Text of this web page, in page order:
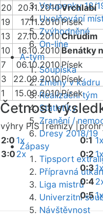
Vstupenky 18/
Uvolňování
Zvýhodněné
On-line
A-tým
Soupiska
Změny v kádru
Realizační tým
Statistiky
Zranění /
Dresy 2018/19
Zápasy
Tipsport
Přípravná
Liga mistrů
Univerzitní
Návštěvnost
20
20.11.2010Vrchlabí
19
17.11.2010Písek
13
27.10.2010Chrudim
10
16.10.2010Benátky
7
06.10.2010Písek
3
22.09.2010Písek
1
15.09.2010Písek
Četnost
výhry PIS |remízy |
2:01x
3:02x
0:1 1x
0:21x
0:31x
0:4
0:5